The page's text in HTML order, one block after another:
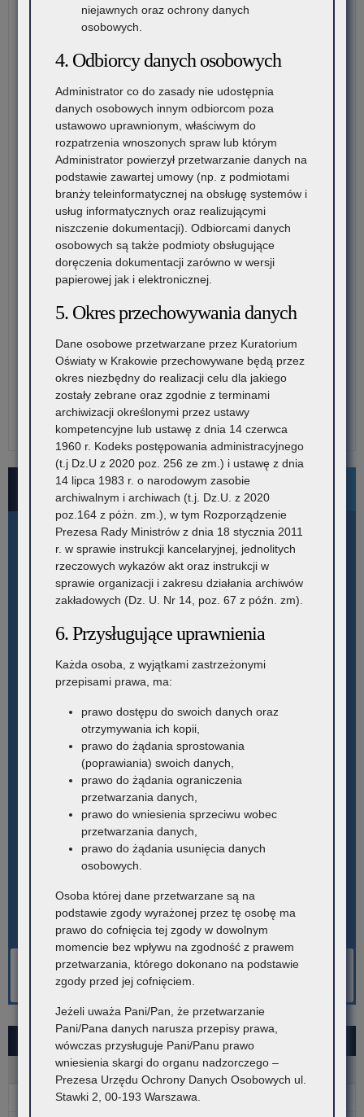
Bezpłatne numery pomocowe
MAJ 2026
W Ś C P
niejawnych oraz ochrony danych
osobowych.
4. Odbiorcy danych osobowych
Administrator co do zasady nie udostępnia
danych osobowych innym odbiorcom poza
ustawowo uprawnionym, właściwym do
rozpatrzenia wnoszonych spraw lub którym
Administrator powierzył przetwarzanie danych na
podstawie zawartej umowy (np. z podmiotami
branży teleinformatycznej na obsługę systemów i
usług informatycznych oraz realizującymi
niszczenie dokumentacji). Odbiorcami danych
osobowych są także podmioty obsługujące
doręczenia dokumentacji zarówno w wersji
papierowej jak i elektronicznej.
5. Okres przechowywania danych
Dane osobowe przetwarzane przez Kuratorium
Oświaty w Krakowie przechowywane będą przez
okres niezbędny do realizacji celu dla jakiego
zostały zebrane oraz zgodnie z terminami
archiwizacji określonymi przez ustawy
kompetencyjne lub ustawę z dnia 14 czerwca
1960 r. Kodeks postępowania administracyjnego
(t.j Dz.U z 2020 poz. 256 ze zm.) i ustawę z dnia
14 lipca 1983 r. o narodowym zasobie
archiwalnym i archiwach (t.j. Dz.U. z 2020
poz.164 z póżn. zm.), w tym Rozporządzenie
Prezesa Rady Ministrów z dnia 18 stycznia 2011
r. w sprawie instrukcji kancelaryjnej, jednolitych
rzeczowych wykazów akt oraz instrukcji w
sprawie organizacji i zakresu działania archiwów
zakładowych (Dz. U. Nr 14, poz. 67 z późn. zm).
6. Przysługujące uprawnienia
Każda osoba, z wyjątkami zastrzeżonymi
przepisami prawa, ma:
prawo dostępu do swoich danych oraz
otrzymywania ich kopii,
prawo do żądania sprostowania
(poprawiania) swoich danych,
prawo do żądania ograniczenia
przetwarzania danych,
prawo do wniesienia sprzeciwu wobec
przetwarzania danych,
prawo do żądania usunięcia danych
osobowych.
Osoba której dane przetwarzane są na
podstawie zgody wyrażonej przez tę osobę ma
prawo do cofnięcia tej zgody w dowolnym
momencie bez wpływu na zgodność z prawem
przetwarzania, którego dokonano na podstawie
zgody przed jej cofnięciem.
Jeżeli uważa Pani/Pan, że przetwarzanie
Pani/Pana danych narusza przepisy prawa,
wówczas przysługuje Pani/Panu prawo
wniesienia skargi do organu nadzorczego –
Prezesa Urzędu Ochrony Danych Osobowych ul.
Stawki 2, 00-193 Warszawa.